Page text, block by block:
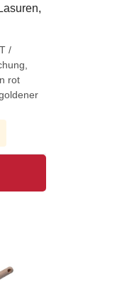
/
rot